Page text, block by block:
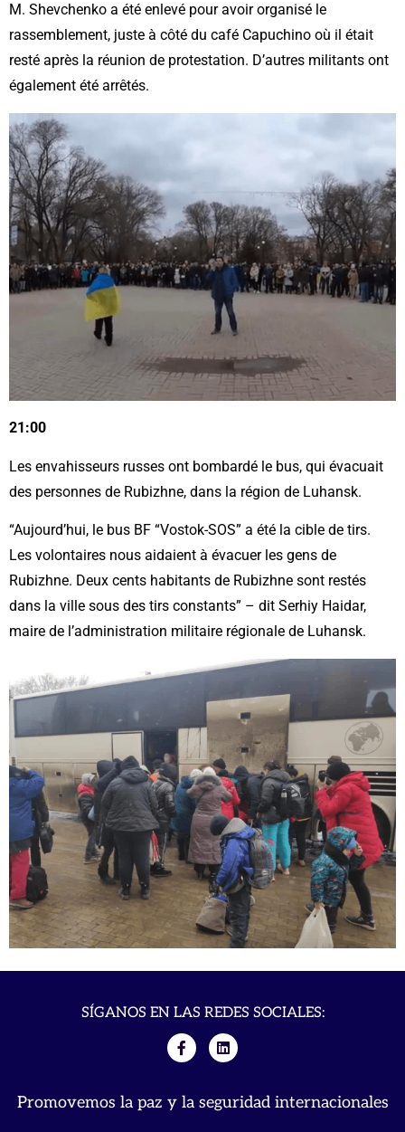
M. Shevchenko a été enlevé pour avoir organisé le
rassemblement, juste à côté du café Capuchino où il était
resté après la réunion de protestation. D’autres militants ont
également été arrêtés.
21:00
Les envahisseurs russes ont bombardé le bus, qui évacuait
des personnes de Rubizhne, dans la région de Luhansk.
“Aujourd’hui, le bus BF “Vostok-SOS” a été la cible de tirs.
Les volontaires nous aidaient à évacuer les gens de
Rubizhne. Deux cents habitants de Rubizhne sont restés
dans la ville sous des tirs constants” – dit Serhiy Haidar,
maire de l’administration militaire régionale de Luhansk.
SÍGANOS EN LAS REDES SOCIALES:
Promovemos la paz y la seguridad internacionales